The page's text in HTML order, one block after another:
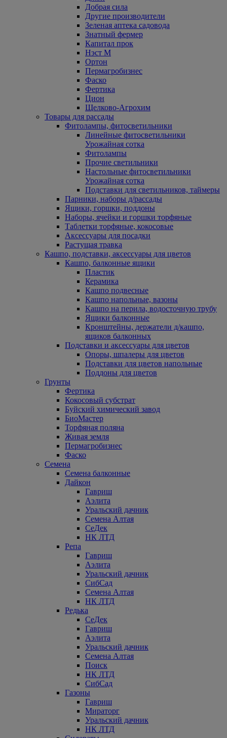
Добрая сила
Другие производители
Зеленая аптека садовода
Знатный фермер
Капитал прок
Нэст М
Ортон
Пермагробизнес
Фаско
Фертика
Цион
Щелково-Агрохим
Товары для рассады
Фитолампы, фитосветильники
Линейные фитосветильники
Урожайная сотка
Фитолампы
Прочие светильники
Настольные фитосветильники
Урожайная сотка
Подставки для светильников, таймеры
Парники, наборы д/рассады
Ящики, горшки, поддоны
Наборы, ячейки и горшки торфяные
Таблетки торфяные, кокосовые
Аксессуары для посадки
Растущая травка
Кашпо, подставки, аксессуары для цветов
Кашпо, балконные ящики
Пластик
Керамика
Кашпо подвесные
Кашпо напольные, вазоны
Кашпо на перила, водосточную трубу
Ящики балконные
Кронштейны, держатели д/кашпо,
ящиков балконных
Подставки и аксессуары для цветов
Опоры, шпалеры для цветов
Подставки для цветов напольные
Поддоны для цветов
Грунты
Фертика
Кокосовый субстрат
Буйский химический завод
БиоМастер
Торфяная поляна
Живая земля
Пермагробизнес
Фаско
Семена
Семена балконные
Дайкон
Гавриш
Аэлита
Уральский дачник
Семена Алтая
СеДек
НК ЛТД
Репа
Гавриш
Аэлита
Уральский дачник
СибСад
Семена Алтая
НК ЛТД
Редька
СеДек
Гавриш
Аэлита
Уральский дачник
Семена Алтая
Поиск
НК ЛТД
СибСад
Газоны
Гавриш
Мираторг
Уральский дачник
НК ЛТД